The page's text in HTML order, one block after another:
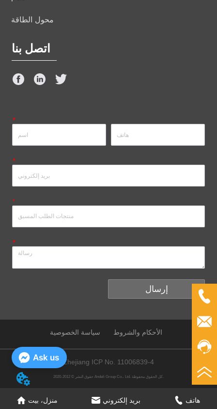
منزل، بيت بريد إلكتروني هاتف
محول الطاقة
اتصل بنا
*
*
*
*
إرسال
سياسة الخصوصية الأحكام والشروط
Zhejiang ICP No. 11006839-4
حقوق النشر © 2012-2020 Andeli Group Co.، Ltd. كل الحقوق محفوظة.
Ask us